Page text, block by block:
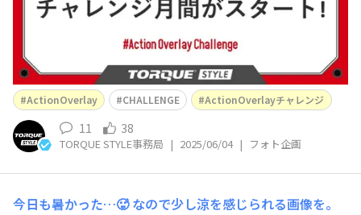
ージ
ActionOverlay CHALLENGE ActionOverlayチャレンジ
11 38
TORQUE STYLE事務局 | 2025/06/04 | フォト企画
今日も暑かった…🥵 なので少し涼を感じられる画像を。